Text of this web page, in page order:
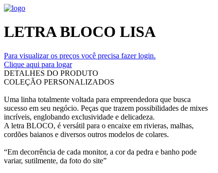
LETRA BLOCO LISA
Para visualizar os preços você precisa fazer login.
Clique aqui para logar
DETALHES DO PRODUTO
COLEÇÃO PERSONALIZADOS
Uma linha totalmente voltada para empreendedora que busca
sucesso em seu negócio. Peças que trazem possibilidades de mixes
incríveis, englobando exclusividade e delicadeza.
A letra BLOCO, é versátil para o encaixe em rivieras, malhas,
cordões baianos e diversos outros modelos de colares.
“Em decorrência de cada monitor, a cor da pedra e banho pode
variar, sutilmente, da foto do site”